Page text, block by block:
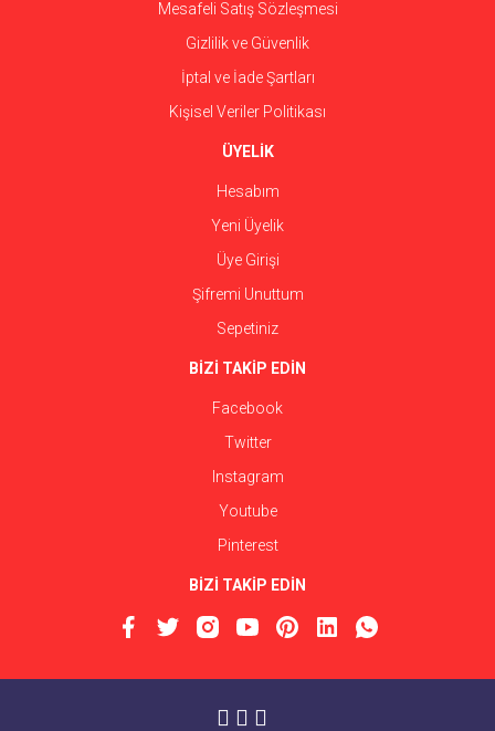
Mesafeli Satış Sözleşmesi
Gizlilik ve Güvenlik
İptal ve İade Şartları
Kişisel Veriler Politikası
ÜYELİK
Hesabım
Yeni Üyelik
Üye Girişi
Şifremi Unuttum
Sepetiniz
BİZİ TAKİP EDİN
Facebook
Twitter
Instagram
Youtube
Pinterest
BİZİ TAKİP EDİN